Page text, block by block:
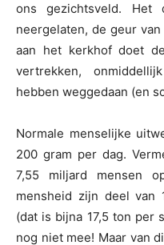
ons gezichtsveld. Het
neergelaten, de geur
aan het kerkhof doet
vertrekken,
hebben weggedaan (en
Normale menselijke
200 gram per dag.
7,55 miljard mensen
mensheid zijn deel van
(dat is bijna 17,5 ton per
nog niet mee! Maar van